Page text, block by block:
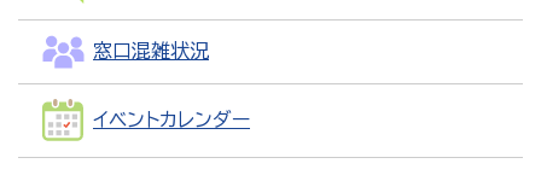
窓口混雑状況
イベントカレンダー